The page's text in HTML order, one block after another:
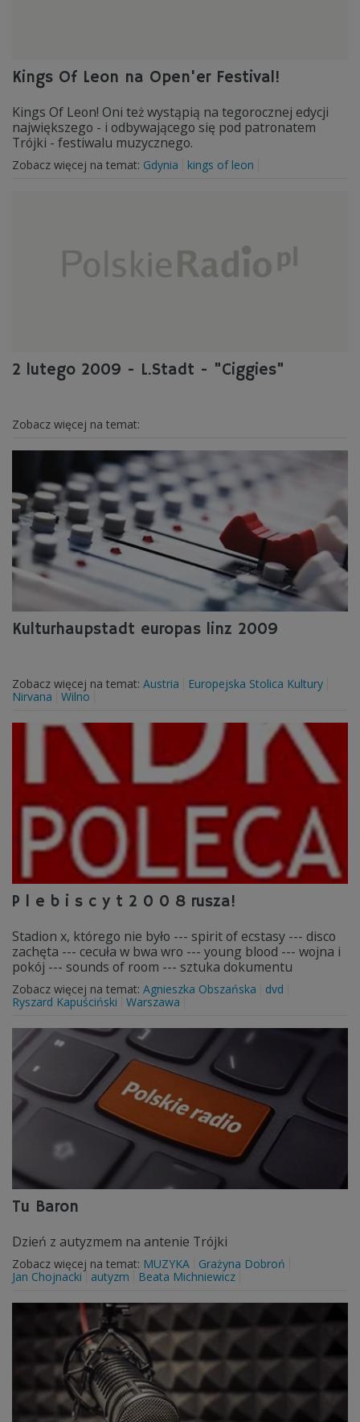
Kings Of Leon na Open'er Festival!
Kings Of Leon! Oni też wystąpią na tegorocznej edycji
największego - i odbywającego się pod patronatem
Trójki - festiwalu muzycznego.
Zobacz więcej na temat: Gdynia kings of leon
2 lutego 2009 - L.Stadt - "Ciggies"
Zobacz więcej na temat:
Kulturhaupstadt europas linz 2009
Zobacz więcej na temat: Austria
Europejska Stolica Kultury
Nirvana
Wilno
P l e b i s c y t 2 0 0 8 rusza!
Stadion x, którego nie było --- spirit of ecstasy --- disco
zachęta --- cecuła w bwa wro --- young blood --- wojna i
pokój --- sounds of room --- sztuka dokumentu
Zobacz więcej na temat: Agnieszka Obszańska
dvd
Ryszard Kapuściński
Warszawa
Tu Baron
Dzień z autyzmem na antenie Trójki
Zobacz więcej na temat: MUZYKA
Grażyna Dobroń
Jan Chojnacki
autyzm Beata Michniewicz